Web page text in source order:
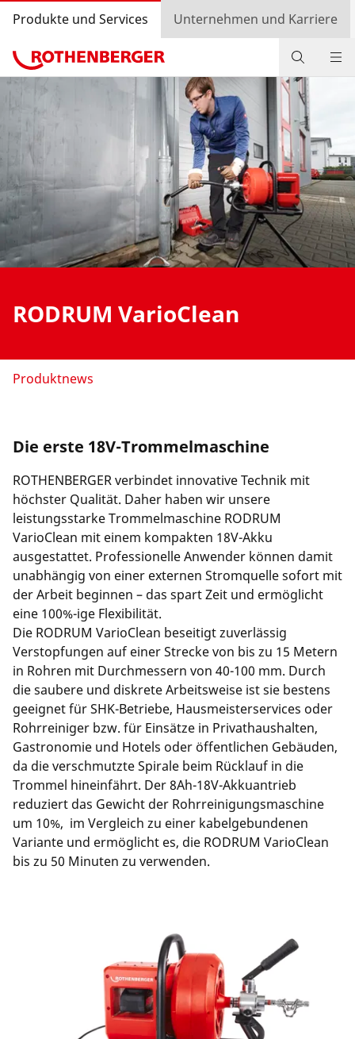
Produkte und Services Unternehmen und Karriere
Produkte
Wissen
Bonusprogramm
Händlersuche
Login
Länderauswahl
RODRUM VarioClean
Produktnews
Die erste 18V-Trommelmaschine
ROTHENBERGER verbindet innovative Technik mit
höchster Qualität. Daher haben wir unsere
leistungsstarke Trommelmaschine RODRUM
VarioClean mit einem kompakten 18V-Akku
ausgestattet. Professionelle Anwender können damit
unabhängig von einer externen Stromquelle sofort mit
der Arbeit beginnen – das spart Zeit und ermöglicht
eine 100%-ige Flexibilität.
Die RODRUM VarioClean beseitigt zuverlässig
Verstopfungen auf einer Strecke von bis zu 15 Metern
in Rohren mit Durchmessern von 40-100 mm. Durch
die saubere und diskrete Arbeitsweise ist sie bestens
geeignet für SHK-Betriebe, Hausmeisterservices oder
Rohrreiniger bzw. für Einsätze in Privathaushalten,
Gastronomie und Hotels oder öffentlichen Gebäuden,
da die verschmutzte Spirale beim Rücklauf in die
Trommel hineinfährt. Der 8Ah-18V-Akkuantrieb
reduziert das Gewicht der Rohrreinigungsmaschine
um 10%, im Vergleich zu einer kabelgebundenen
Variante und ermöglicht es, die RODRUM VarioClean
bis zu 50 Minuten zu verwenden.